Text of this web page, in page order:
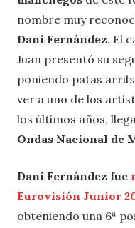
nombre muy
Dani Fernández. El
Juan presentó su
poniendo patas
ver a uno de los
los últimos años,
Ondas Nacional de
Dani Fernández fue
Eurovisión Junior
obteniendo una 6ª